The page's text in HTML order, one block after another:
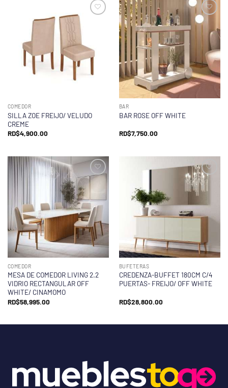
COMEDOR
SILLA ZOE FREIJO/ VELUDO
CREME
RD$4,900.00
BAR
BAR ROSE OFF WHITE
RD$7,750.00
COMEDOR
MESA DE COMEDOR LIVING 2.2
VIDRIO RECTANGULAR OFF
WHITE/ CINAMOMO
RD$58,995.00
BUFETERAS
CREDENZA-BUFFET 180CM C/4
PUERTAS- FREIJO/ OFF WHITE
RD$28,800.00